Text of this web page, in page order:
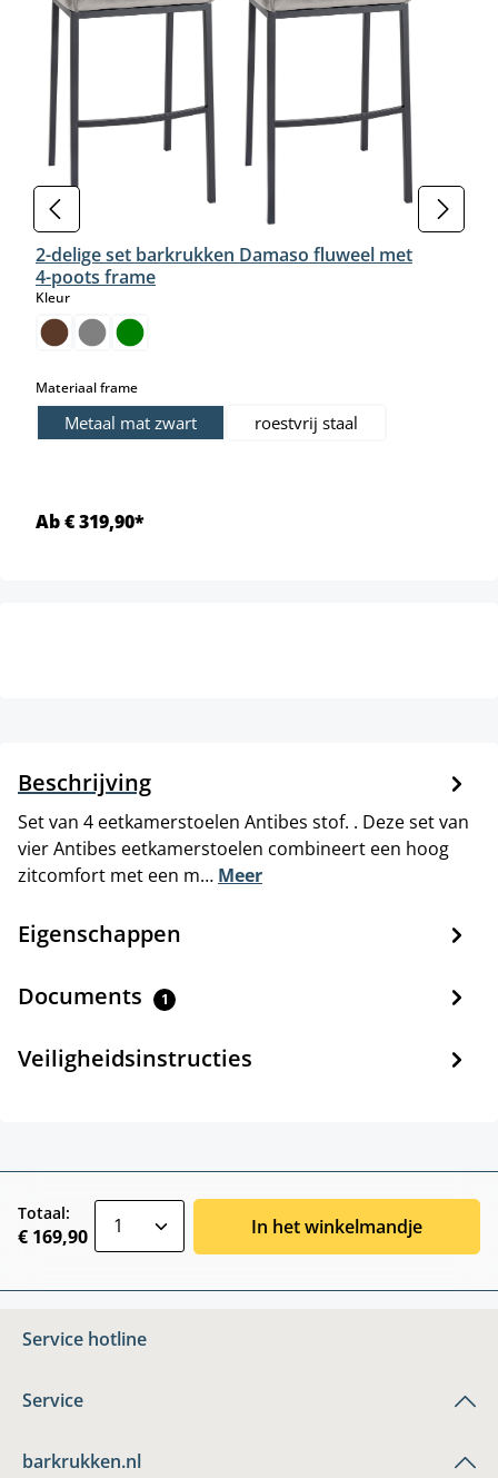
2-delige set barkrukken Damaso fluweel met
4-poots frame
Kleurselect
Materiaal frameselect
Metaal mat zwart roestvrij staal
Ab € 319,90*
Beschrijving
Set van 4 eetkamerstoelen Antibes stof. . Deze set van
vier Antibes eetkamerstoelen combineert een hoog
zitcomfort met een m… Meer
Eigenschappen
Documents 1
Veiligheidsinstructies
Totaal:
€ 169,90 In het winkelmandje
Service hotline
Service
barkrukken.nl